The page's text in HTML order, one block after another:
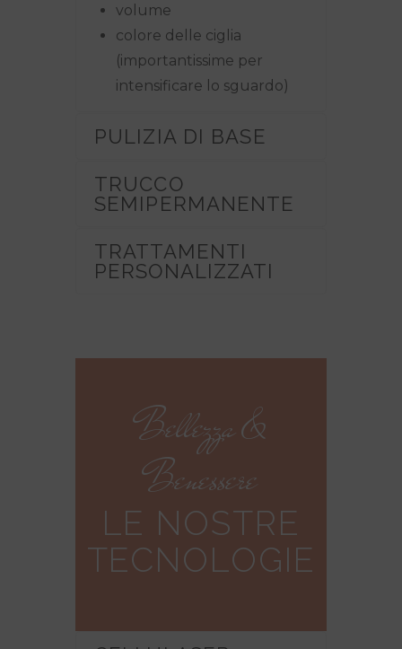
volume
colore delle ciglia
(importantissime per
intensificare lo sguardo)
PULIZIA DI BASE
TRUCCO
SEMIPERMANENTE
TRATTAMENTI
PERSONALIZZATI
Bellezza &
Benessere
LE NOSTRE
TECNOLOGIE